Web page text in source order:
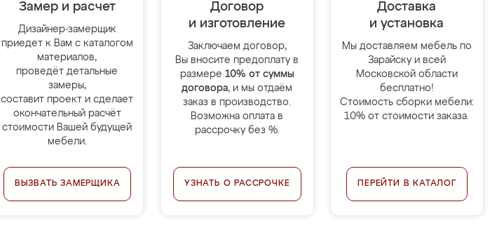
Замер и расчет
Дизайнер-замерщик
приедет к Вам с каталогом
материалов,
проведёт детальные
замеры,
составит проект и сделает
окончательный расчёт
стоимости Вашей будущей
мебели.
ВЫЗВАТЬ ЗАМЕРЩИКА
Договор
и изготовление
Заключаем договор,
Вы вносите предоплату в
размере 10% от суммы
договора, и мы отдаём
заказ в производство.
Возможна оплата в
рассрочку без %.
УЗНАТЬ О РАССРОЧКЕ
Доставка
и установка
Мы доставляем мебель по
Зарайску и всей
Московской области
бесплатно!
Стоимость сборки мебели:
10% от стоимости заказа.
ПЕРЕЙТИ В КАТАЛОГ